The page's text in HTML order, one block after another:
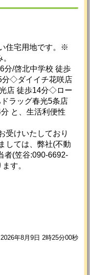
住宅用地です。※
分/啓北中学校 徒歩
分◇ダイイチ花咲店
店 徒歩14分◇ロー
ラッグ春光5条店
と、生活利便性
受けいたしており
しては、弊社(不動
者(笠谷:090-6692-
す。
年8月9日 2時25分00秒